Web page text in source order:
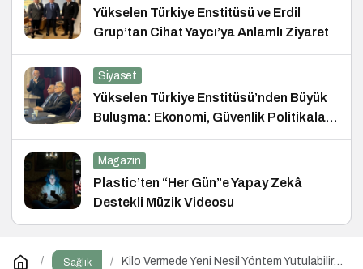
Yükselen Türkiye Enstitüsü ve Erdil
Grup’tan Cihat Yaycı’ya Anlamlı Ziyaret
Siyaset
Yükselen Türkiye Enstitüsü’nden Büyük
Buluşma: Ekonomi, Güvenlik Politikaları
ve Hukuk Konferansı
Magazin
Plastic’ten “Her Gün”e Yapay Zekâ
Destekli Müzik Videosu
Sağlık
Kilo Vermede Yeni Nesil Yöntem Yutulabilir